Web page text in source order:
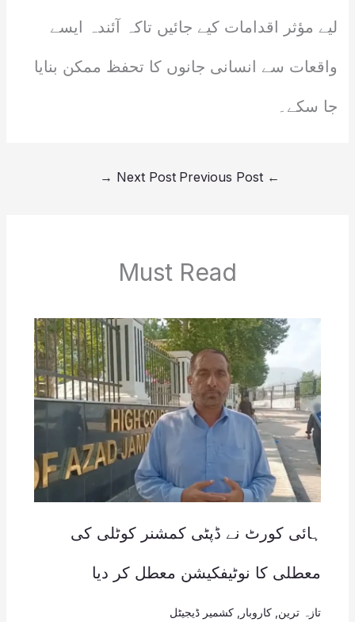
لیے مؤثر اقدامات کیے جائیں تاکہ آئندہ ایسے
واقعات سے انسانی جانوں کا تحفظ ممکن بنایا
جا سکے۔
←
Next Post
→
Must Read
ہائی کورٹ نے ڈپٹی کمشنر کوٹلی کی
معطلی کا نوٹیفکیشن معطل کر دیا
تازہ ترین کاروبار کشمیر ڈیجیٹل